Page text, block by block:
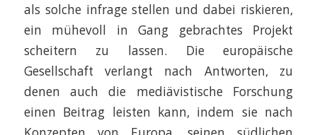
als solche infrage stellen und dabei riskieren,
ein mühevoll in Gang gebrachtes Projekt
scheitern zu lassen. Die europäische
Gesellschaft verlangt nach Antworten, zu
denen auch die mediävistische Forschung
einen Beitrag leisten kann, indem sie nach